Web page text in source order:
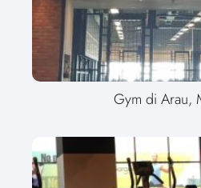
Gym di Arau,